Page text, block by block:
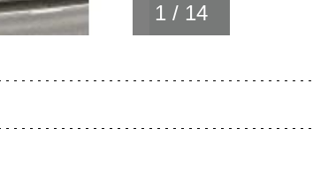
1 / 14